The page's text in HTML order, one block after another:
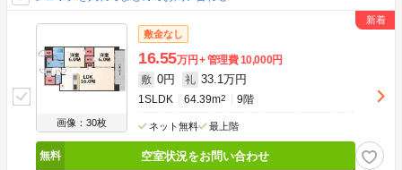
画像：30枚
敷金なし
16.55万円 管理費10,000円
敷 0円 礼 33.1万円
1SLDK 64.39m2 9階
ネット無料 最上階
空室状況をお問い合わせ